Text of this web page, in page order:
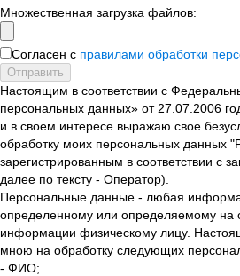
Множественная загрузка файлов:
Согласен с правилами обработки
Отправить
Настоящим в соответствии с
персональных данных» от 27.07.2006
и в своем интересе выражаю свое
обработку моих персональных данных
зарегистрированным в соответствии с
далее по тексту - Оператор).
Персональные данные - любая
определенному или определяемому на
информации физическому лицу.
мною на обработку следующих
- ФИО;